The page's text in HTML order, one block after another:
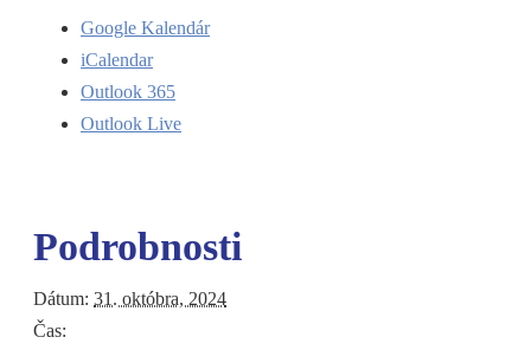
Google Kalendár
iCalendar
Outlook 365
Outlook Live
Podrobnosti
Dátum: 31. októbra, 2024
Čas: